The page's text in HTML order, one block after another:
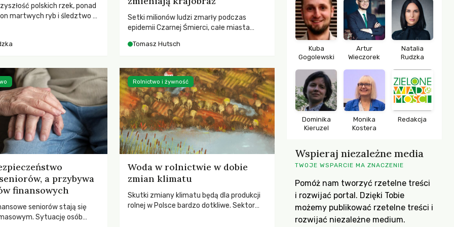
polskich rzek, ponad
martwych ryb i śledztwo z
by prace modernizacyjne
śmierci rzeki.
Setki milionów ludzi zmarły podczas
epidemii Czarnej Śmierci, całe miasta
pierwsze liście nowych dębów rozwijały
podnosiła się po jednej z największych
katastrof w swoich dziejach.
Tomasz Hutsch
a przybywa
finansowych
seniorów stają się
Sytuację osób
Woda w rolnictwie w dobie
zmian klimatu
Skutki zmiany klimatu będą dla produkcji
rolnej w Polsce bardzo dotkliwe. Sektor
Rolnictwo i żywność
Kuba
Gogolewski
Artur
Wieczorek
Natalia
Rudzka
Dominika
Kieruzel
Monika
Kostera
Redakcja
Wspieraj niezależne media
TWOJE WSPARCIE MA ZNACZENIE
Pomóż nam tworzyć rzetelne treści
i rozwijać portal. Dzięki Tobie
możemy publikować rzetelne treści i
rozwijać niezależne medium.